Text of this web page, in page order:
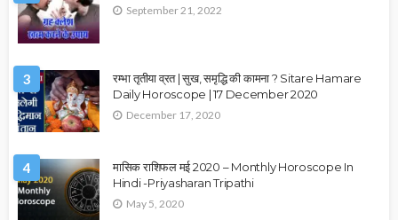
September 21, 2022
3
रम्भा तृतीया व्रत | सुख, समृद्धि की कामना ? Sitare Hamare
Daily Horoscope | 17 December 2020
December 17, 2020
4
मासिक राशिफल मई 2020 – Monthly Horoscope In
Hindi -Priyasharan Tripathi
May 5, 2020